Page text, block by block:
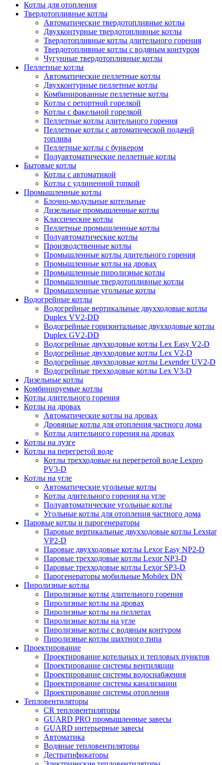
Котлы для отопления
Твердотопливные котлы
Автоматические твердотопливные котлы
Двухконтурные твердотопливные котлы
Твердотопливные котлы длительного горения
Твердотопливные котлы с водяным контуром
Чугунные твердотопливные котлы
Пеллетные котлы
Автоматические пеллетные котлы
Двухконтурные пеллетные котлы
Комбинированные пеллетные котлы
Котлы с ретортной горелкой
Котлы с факельной горелкой
Пеллетные котлы длительного горения
Пеллетные котлы с автоматической подачей
топлива
Пеллетные котлы с бункером
Полуавтоматические пеллетные котлы
Бытовые котлы
Котлы с автоматикой
Котлы с удлиненной топкой
Промышленные котлы
Блочно-модульные котельные
Дизельные промышленные котлы
Классические котлы
Пеллетные промышленные котлы
Полуавтоматические котлы
Производственные котлы
Промышленные котлы длительного горения
Промышленные котлы на дровах
Промышленные пиролизные котлы
Промышленные твердотопливные котлы
Промышленные угольные котлы
Водогрейные котлы
Водогрейные вертикальные двухходовые котлы
Duplex VV2-DD
Водогрейные горизонтальные двухходовые котлы
Duplex GV2-DD
Водогрейные двухходовые котлы Lex Easy V2-D
Водогрейные двухходовые котлы Lex V2-D
Водогрейные двухходовые котлы Lexender UV2-D
Водогрейные трехходовые котлы Lex V3-D
Дизельные котлы
Комбинируемые котлы
Котлы длительного горения
Котлы на дровах
Автоматические котлы на дровах
Дровяные котлы для отопления частного дома
Котлы длительного горения на дровах
Котлы на лузге
Котлы на перегретой воде
Котлы трехходовые на перегретой воде Lexpro
PV3-D
Котлы на угле
Автоматические угольные котлы
Котлы длительного горения на угле
Полуавтоматические угольные котлы
Угольные котлы для отопления частного дома
Паровые котлы и парогенераторы
Паровые вертикальные двухходовые котлы Lexstar
VP2-D
Паровые двухходовые котлы Lexor Easy NP2-D
Паровые трехходовые котлы Lexor NP3-D
Паровые трехходовые котлы Lexor SP3-D
Парогенераторы мобильные Mobilex DN
Пиролизные котлы
Пиролизные котлы длительного горения
Пиролизные котлы на дровах
Пиролизные котлы на пеллетах
Пиролизные котлы на угле
Пиролизные котлы с водяным контуром
Пиролизные котлы шахтного типа
Проектирование
Проектирование котельных и тепловых пунктов
Проектирование системы вентиляции
Проектирование системы водоснабжения
Проектирование системы канализации
Проектирование системы отопления
Тепловентиляторы
CR тепловентиляторы
GUARD PRO промышленные завесы
GUARD интерьерные завесы
Автоматика
Водяные тепловентиляторы
Дестратификаторы